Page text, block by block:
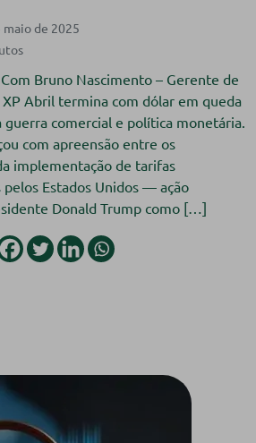
maio de 2025
Bruno Nascimento – Gerente de
Abril termina com dólar em queda
guerra comercial e política monetária.
com apreensão entre os
implementação de tarifas
pelos Estados Unidos — ação
Donald Trump como […]